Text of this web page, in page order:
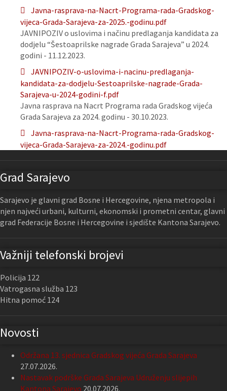
Javna-rasprava-na-Nacrt-Programa-rada-Gradskog-
vijeca-Grada-Sarajeva-za-2025.-godinu.pdf
JAVNIPOZIV o uslovima i načinu predlaganja kandidata za
dodjelu “Šestoaprilske nagrade Grada Sarajeva” u 2024.
godini - 11.12.2023.
JAVNIPOZIV-o-uslovima-i-nacinu-predlaganja-
kandidata-za-dodjelu-Sestoaprilske-nagrade-Grada-
Sarajeva-u-2024-godini-f.pdf
Javna rasprava na Nacrt Programa rada Gradskog vijeća
Grada Sarajeva za 2024. godinu - 30.10.2023.
Javna-rasprava-na-Nacrt-Programa-rada-Gradskog-
vijeca-Grada-Sarajeva-za-2024.-godinu.pdf
Grad Sarajevo
Sarajevo je glavni grad Bosne i Hercegovine, njena metropola i
njen najveći urbani, kulturni, ekonomski i prometni centar, glavni
grad Federacije Bosne i Hercegovine i sjedište Kantona Sarajevo.
Važniji telefonski brojevi
Policija 122
Vatrogasna služba 123
Hitna pomoć 124
Novosti
Održana 13. sjednica Gradskog vijeća Grada Sarajeva
27.07.2026.
Nastavak podrške Grada Sarajeva Udruženju slijepih
Kantona Sarajevo 20.07.2026.